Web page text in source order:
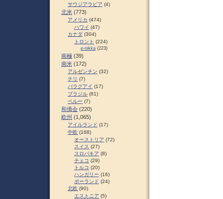
サウジアラビア (4)
北米 (773)
アメリカ (474)
ハワイ (47)
カナダ (304)
トロント (224)
e-nikka (223)
南極 (39)
南米 (172)
アルゼンチン (32)
チリ (7)
パラグアイ (17)
ブラジル (61)
ペルー (7)
和僑会 (220)
欧州 (1,065)
アイルランド (17)
中欧 (168)
オーストリア (72)
スイス (27)
スロパキア (8)
チェコ (29)
トルコ (20)
ハンガリー (16)
ポーランド (24)
北欧 (90)
エストニア (5)